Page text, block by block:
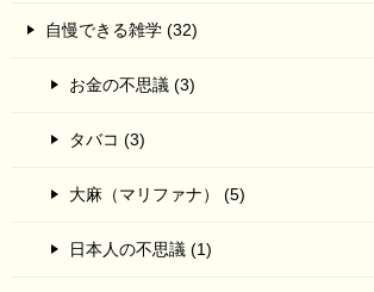
自慢できる雑学 (32)
お金の不思議 (3)
タバコ (3)
大麻（マリファナ） (5)
日本人の不思議 (1)